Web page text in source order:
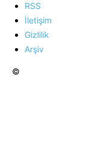
RSS
İletişim
Gizlilik
Arşiv
©